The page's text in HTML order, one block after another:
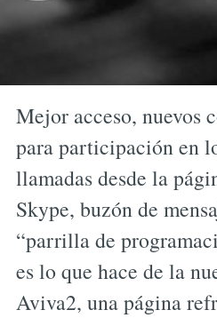
Mejor acceso, nuevos
para participación en
llamadas desde la
Skype, buzón de
“parrilla de
es lo que hace de la
Aviva2, una página